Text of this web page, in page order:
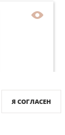
Я СОГЛАСЕН